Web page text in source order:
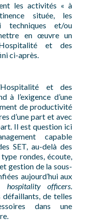
les activités « à
située, les
techniques et/ou
en œuvre un
et des
ci-après.
et des
à l’exigence d’une
de productivité
d’une part et avec
Il est question ici
capable
SET, au-delà des
rondes, écoute,
gestion de la sous-
aujourd’hui aux
hospitality officers.
de telles
dans une